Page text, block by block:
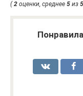
( 2 оценки, среднее 5 из 5